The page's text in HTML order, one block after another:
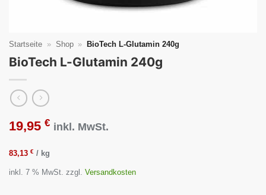
Startseite » Shop » BioTech L-Glutamin 240g
BioTech L-Glutamin 240g
19,95 € inkl. MwSt.
83,13 € / kg
inkl. 7 % MwSt. zzgl. Versandkosten